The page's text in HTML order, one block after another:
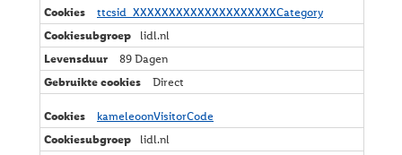
ttcsid_XXXXXXXXXXXXXXXXXXXXCategory
lidl.nl
89 Dagen
Direct
kameleoonVisitorCode
lidl.nl